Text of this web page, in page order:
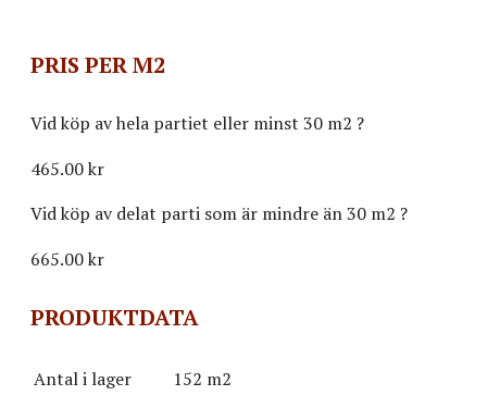
PRIS PER M2
Vid köp av hela partiet eller minst 30 m2 ?
465.00 kr
Vid köp av delat parti som är mindre än 30 m2 ?
665.00kr
PRODUKTDATA
Antal i lager 152 m2